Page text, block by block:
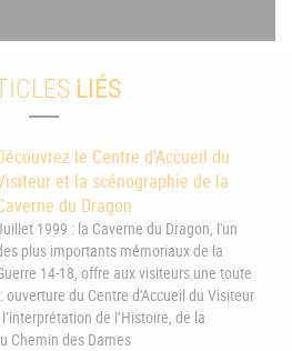
LIÉS
le Centre d'Accueil du
et la scénographie de la
du Dragon
1999 : la Caverne du Dragon, l'un
plus importants mémoriaux de la
14-18, offre aux visiteurs une toute
du Centre d'Accueil du Visiteur
de l’Histoire, de la
Chemin des Dames